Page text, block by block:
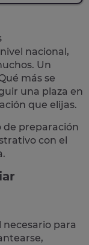
nacional,
Un
más se
una plaza en
que elijas.
de preparación
con el
para